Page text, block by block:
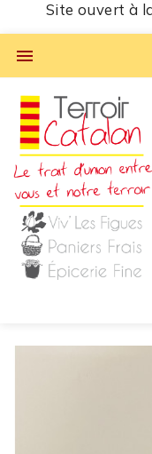
Site ouvert à

et
19h
Site ouvert à la
jusqu'à mardi